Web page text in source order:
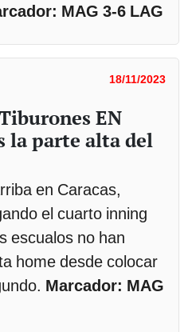
MAG 3-6 LAG
18/11/2023
EN
la parte alta del
en Caracas,
el cuarto inning
escualos no han
home desde colocar
Marcador: MAG